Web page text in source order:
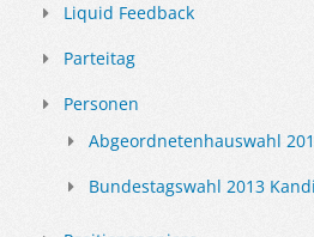
Liquid Feedback
Parteitag
Personen
Abgeordnetenhauswahl
Bundestagswahl 2013